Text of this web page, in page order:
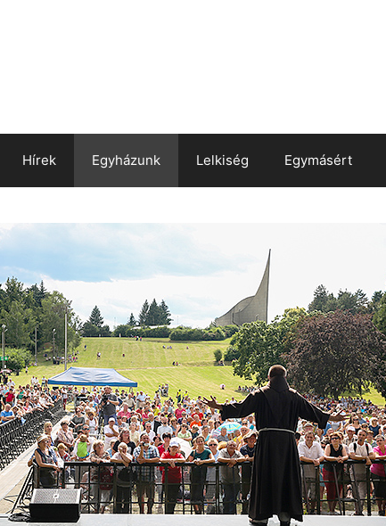
Hírek Egyházunk Lelkiség Egymásért